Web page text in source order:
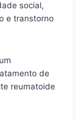
social,
e transtorno
de
reumatoide